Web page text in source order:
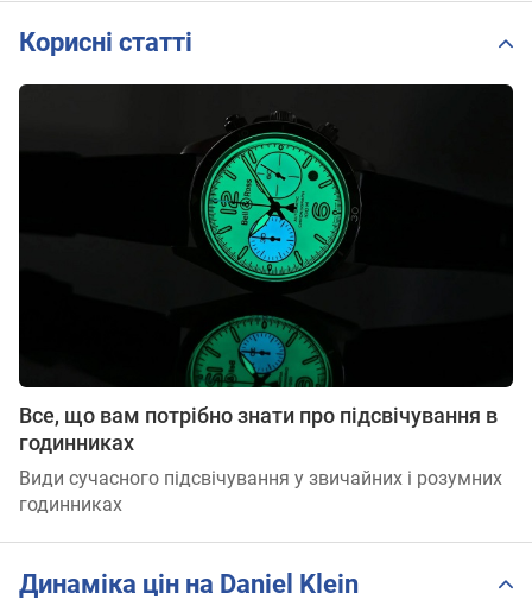
Корисні статті
Все, що вам потрібно знати про підсвічування в
годинниках
Види сучасного підсвічування у звичайних і розумних
годинниках
Динаміка цін на Daniel Klein